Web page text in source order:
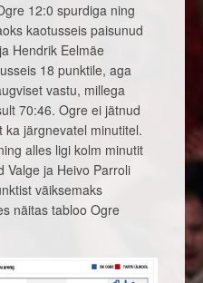
12:0 spurdiga ning
kaotusseis paisunud
Hendrik Eelmäe
18 punktile, aga
vastu, millega
70:46. Ogre ei jätnud
järgnevatel minutitel.
alles ligi kolm minutit
Valge ja Heivo Parroli
väiksemaks
näitas tabloo Ogre